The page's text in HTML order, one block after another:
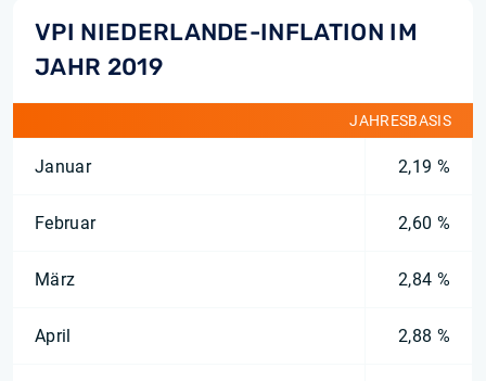
VPI NIEDERLANDE-INFLATION IM
JAHR 2019
JAHRESBASIS
Januar 2,19 %
Februar 2,60 %
März 2,84 %
April 2,88 %